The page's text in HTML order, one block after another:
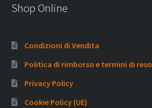
Shop Online
Condizioni di Vendita
Politica di rimborso e termini di reso
Privacy Policy
Cookie Policy (UE)